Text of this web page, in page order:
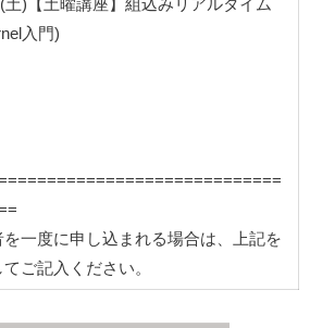
土)【土曜講座】組込みリアルタイム
入門)
一度に申し込まれる場合は、上記を
ご記入ください。